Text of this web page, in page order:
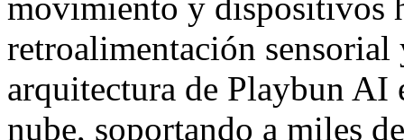
retroalimentación
arquitectura de Playbun AI
nube, soportando a miles